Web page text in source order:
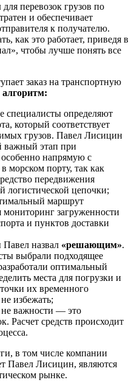
перевозок грузов по
и обеспечивает
к получателю.
как это работает, приведя в
чтобы лучше понять все
заказ на транспортную
специалисты определяют
который соответствует
грузов. Павел Лисицин
важный этап при
напрямую с
морском порту, так как
передвижения
логистической цепочки;
маршрут
загруженности
и пунктов доставки
назвал «решающим».
выбрали подходящее
оптимальный
места для погрузки и
их временного
избежать;
не важности — это
Расчет средств происходит
в том числе компании
Павел Лисицин, являются
рынке.